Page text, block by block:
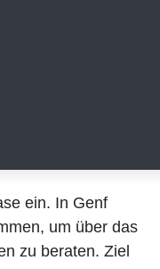
In Genf kommen
das iranische
Ziel der Gespräche